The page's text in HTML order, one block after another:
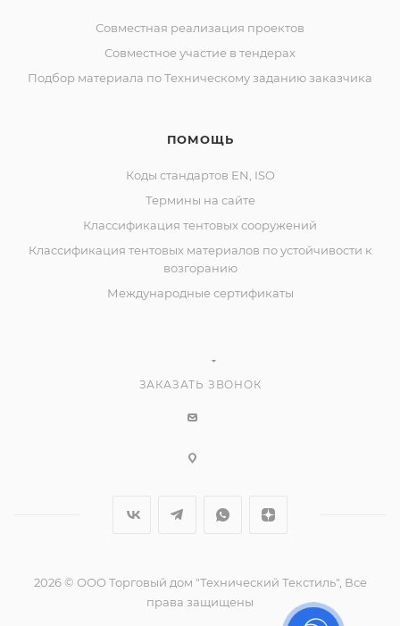
Совместная реализация проектов
Совместное участие в тендерах
Подбор материала по Техническому заданию заказчика
ПОМОЩЬ
Коды стандартов EN, ISO
Термины на сайте
Классификация тентовых сооружений
Классификация тентовых материалов по устойчивости к
возгоранию
Международные сертификаты
ЗАКАЗАТЬ ЗВОНОК
2026 © ООО Торговый дом "Технический Текстиль", Все
права защищены